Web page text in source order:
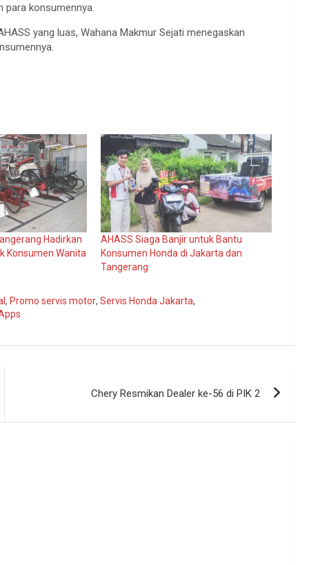
para konsumennya.
yang luas, Wahana Makmur Sejati menegaskan
.
Hadirkan
Konsumen Wanita
AHASS Siaga Banjir untuk Bantu
Konsumen Honda di Jakarta dan
Tangerang
, Promo servis motor, Servis Honda Jakarta,
Chery Resmikan Dealer ke-56 di PIK 2